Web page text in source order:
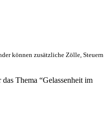
können zusätzliche Zölle, Steuern
Thema “Gelassenheit im